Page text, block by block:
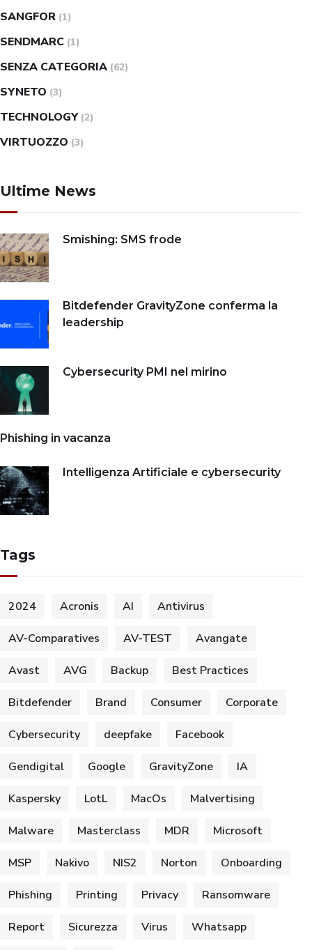
SANGFOR (1)
SENDMARC (1)
SENZA CATEGORIA (62)
SYNETO (3)
TECHNOLOGY (2)
VIRTUOZZO (3)
Ultime News
Smishing: SMS frode
Bitdefender GravityZone conferma la
leadership
Cybersecurity PMI nel mirino
Phishing in vacanza
Intelligenza Artificiale e cybersecurity
Tags
2024 Acronis AI Antivirus
AV-Comparatives AV-TEST Avangate
Avast AVG Backup Best Practices
Bitdefender Brand Consumer Corporate
Cybersecurity deepfake Facebook
Gendigital Google GravityZone IA
Kaspersky LotL MacOs Malvertising
Malware Masterclass MDR Microsoft
MSP Nakivo NIS2 Norton Onboarding
Phishing Printing Privacy Ransomware
Report Sicurezza Virus Whatsapp